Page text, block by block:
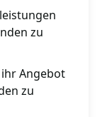
zu
Angebot
zu